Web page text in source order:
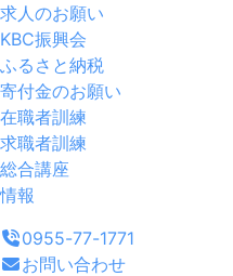
求人のお願い
KBC振興会
ふるさと納税
寄付金のお願い
在職者訓練
求職者訓練
総合講座
情報
0955-77-1771
お問い合わせ